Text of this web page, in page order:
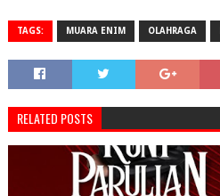
TAGS: MUARA ENIM OLAHRAGA
RELATED POSTS